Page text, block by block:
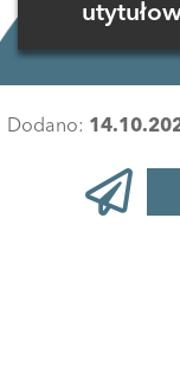
Dodano: